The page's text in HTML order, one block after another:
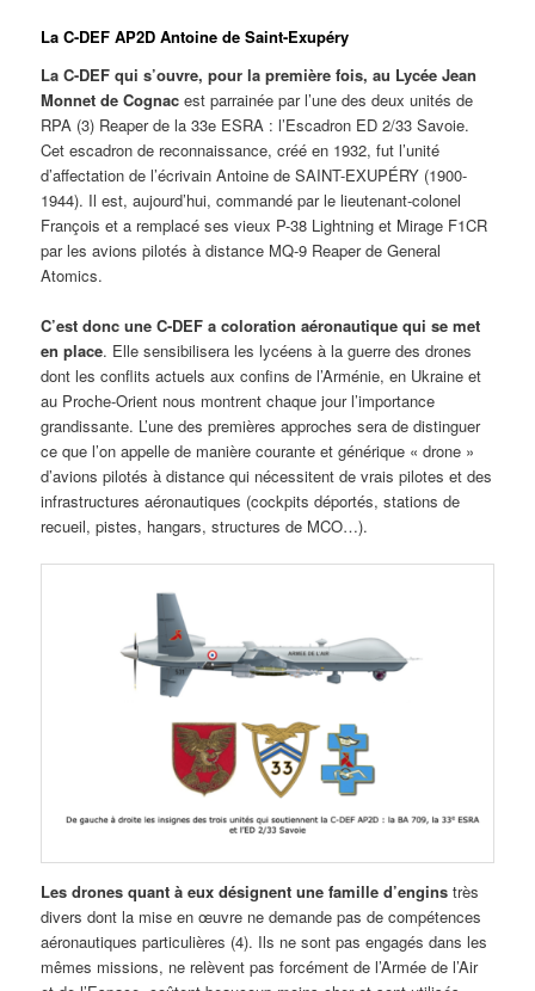
La C-DEF AP2D Antoine de Saint-Exupéry
La C-DEF qui s’ouvre, pour la première fois, au Lycée Jean
Monnet de Cognac est parrainée par l’une des deux unités de
RPA (3) Reaper de la 33e ESRA : l’Escadron ED 2/33 Savoie.
Cet escadron de reconnaissance, créé en 1932, fut l’unité
d’affectation de l’écrivain Antoine de SAINT-EXUPÉRY (1900-
1944). Il est, aujourd’hui, commandé par le lieutenant-colonel
François et a remplacé ses vieux P-38 Lightning et Mirage F1CR
par les avions pilotés à distance MQ-9 Reaper de General
Atomics.
C’est donc une C-DEF a coloration aéronautique qui se met
en place. Elle sensibilisera les lycéens à la guerre des drones
dont les conflits actuels aux confins de l’Arménie, en Ukraine et
au Proche-Orient nous montrent chaque jour l’importance
grandissante. L’une des premières approches sera de distinguer
ce que l’on appelle de manière courante et générique « drone »
d’avions pilotés à distance qui nécessitent de vrais pilotes et des
infrastructures aéronautiques (cockpits déportés, stations de
recueil, pistes, hangars, structures de MCO…).
Les drones quant à eux désignent une famille d’engins très
divers dont la mise en œuvre ne demande pas de compétences
aéronautiques particulières (4). Ils ne sont pas engagés dans les
mêmes missions, ne relèvent pas forcément de l’Armée de l’Air